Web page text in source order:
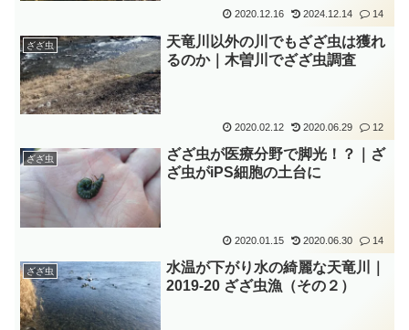
2020.12.16 2024.12.14 14
ざざ虫
天竜川以外の川でもざざ虫は獲れ
るのか｜木曽川でざざ虫調査
2020.02.12 2020.06.29 12
ざざ虫
ざざ虫が医療分野で脚光！？｜ざ
ざ虫がiPS細胞の土台に
2020.01.15 2020.06.30 14
ざざ虫
水温が下がり水の綺麗な天竜川｜
2019-20 ざざ虫漁（その２）